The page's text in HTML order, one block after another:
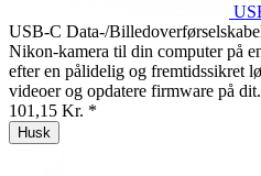
USB-C Data-/
Nikon-kamera til din computer på
efter en pålidelig og fremtidssikret
videoer og opdatere firmware på
101,15 Kr. *
Husk